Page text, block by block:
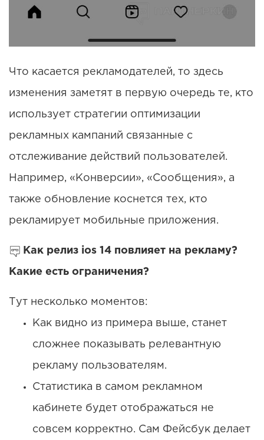
Что касается рекламодателей, то здесь
изменения заметят в первую очередь те, кто
использует стратегии оптимизации
рекламных кампаний связанные с
отслеживание действий пользователей.
Например, «Конверсии», «Сообщения», а
также обновление коснется тех, кто
рекламирует мобильные приложения.
Как релиз ios 14 повлияет на рекламу?
Какие есть ограничения?
Тут несколько моментов:
Как видно из примера выше, станет
сложнее показывать релевантную
рекламу пользователям.
Статистика в самом рекламном
кабинете будет отображаться не
совсем корректно. Сам Фейсбук делает